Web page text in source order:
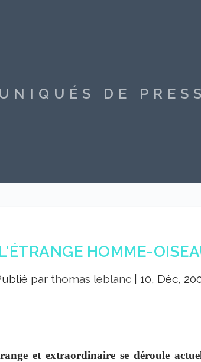
DE
L’ÉTRANGE HOMME-
par thomas leblanc |10, Déc,
et extraordinaire se déroule